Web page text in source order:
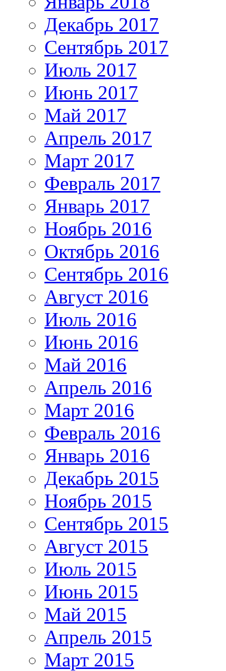
Декабрь 2017
Сентябрь 2017
Июль 2017
Июнь 2017
Май 2017
Апрель 2017
Март 2017
Февраль 2017
Январь 2017
Ноябрь 2016
Октябрь 2016
Сентябрь 2016
Август 2016
Июль 2016
Июнь 2016
Май 2016
Апрель 2016
Март 2016
Февраль 2016
Январь 2016
Декабрь 2015
Ноябрь 2015
Сентябрь 2015
Август 2015
Июль 2015
Июнь 2015
Май 2015
Апрель 2015
Март 2015